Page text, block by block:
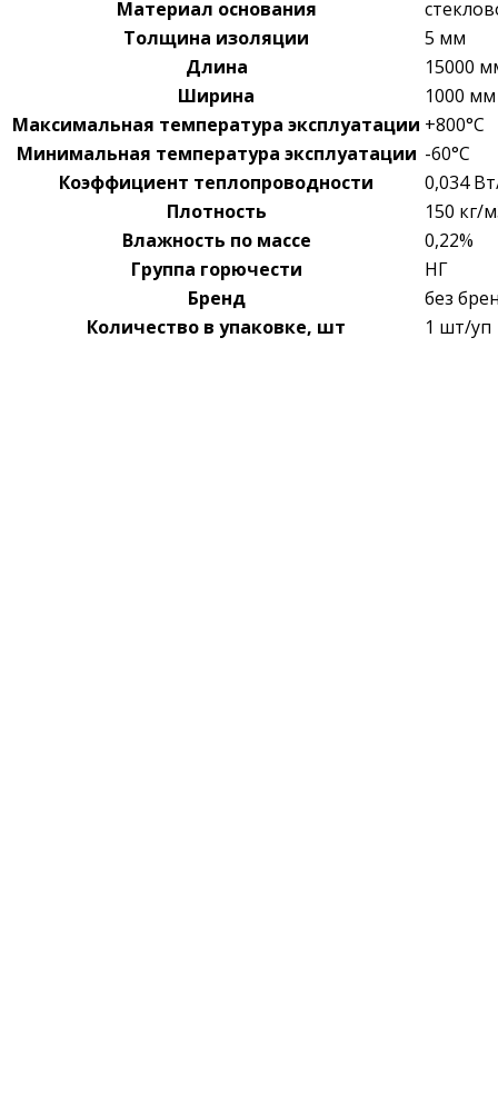
Материал основания
Толщина изоляции
5 мм
Длина
15000
Ширина
1000 мм
Максимальная температура эксплуатации +800°С
Минимальная температура эксплуатации -60°С
Коэффициент теплопроводности
0,034
Плотность
150 кг/
Влажность по массе
0,22%
Группа горючести
НГ
Бренд
без
Количество в упаковке, шт
1 шт/уп